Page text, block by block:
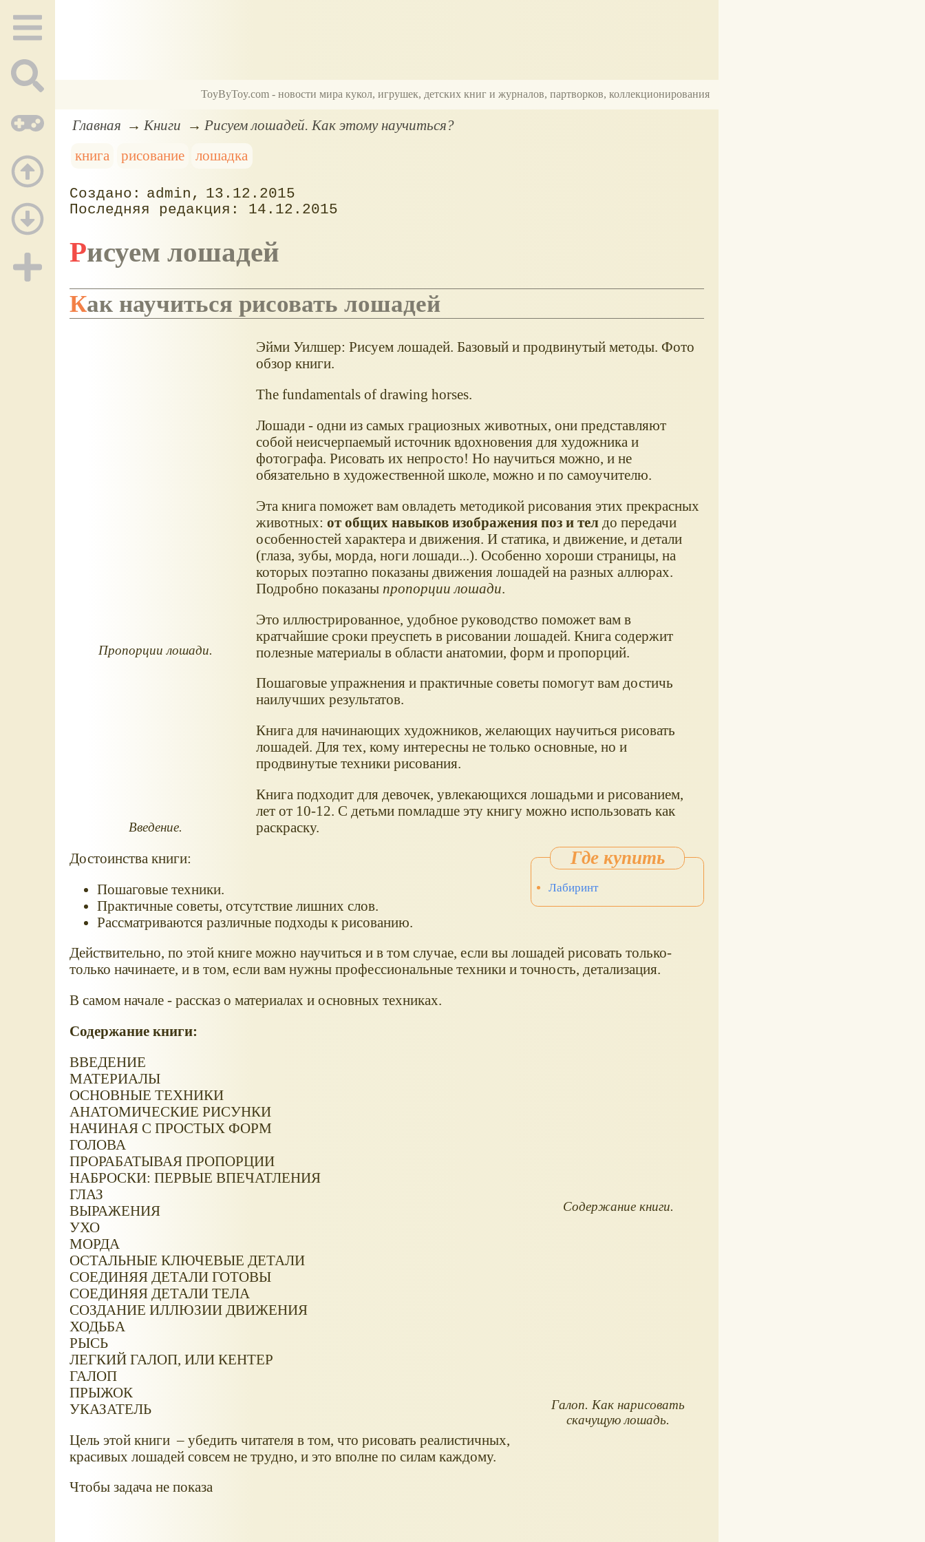
ToyByToy.com - новости мира кукол, игрушек, детских книг и журналов, партворков, коллекционирования
Главная Книги
Рисуем лошадей. Как этому научиться?
книга
рисование лошадка
admin
13.12.2015
14.12.2015
Рисуем лошадей
Как научиться рисовать лошадей
Эйми Уилшер: Рисуем лошадей. Базовый и продвинутый методы. Фото
обзор книги.
The fundamentals of drawing horses.
Лошади - одни из самых грациозных животных, они представляют
собой неисчерпаемый источник вдохновения для художника и
фотографа. Рисовать их непросто! Но научиться можно, и не
обязательно в художественной школе, можно и по самоучителю.
Пропорции лошади.
Эта книга поможет вам овладеть методикой рисования этих прекрасных
животных: от общих навыков изображения поз и телдо передачи
особенностей характера и движения. И статика, и движение, и детали
(глаза, зубы, морда, ноги лошади...). Особенно хороши страницы, на
которых поэтапно показаны движения лошадей на разных аллюрах.
Подробно показаны пропорции лошади.
Это иллюстрированное, удобное руководство поможет вам в
кратчайшие сроки преуспеть в рисовании лошадей. Книга содержит
полезные материалы в области анатомии, форм и пропорций.
Введение.
Пошаговые упражнения и практичные советы помогут вам достичь
наилучших результатов.
Книга для начинающих художников, желающих научиться рисовать
лошадей. Для тех, кому интересны не только основные, но и
продвинутые техники рисования.
Книга подходит для девочек, увлекающихся лошадьми и рисованием,
лет от 10-12. С детьми помладше эту книгу можно использовать как
раскраску.
Лабиринт
Достоинства книги:
Пошаговые техники.
Практичные советы, отсутствие лишних слов.
Рассматриваются различные подходы к рисованию.
Действительно, по этой книге можно научиться и в том случае, если вы лошадей рисовать только-
только начинаете, и в том, если вам нужны профессиональные техники и точность, детализация.
В самом начале - рассказ о материалах и основных техниках.
Содержание книги:
ВВЕДЕНИЕ
Содержание книги.
МАТЕРИАЛЫ
ОСНОВНЫЕ ТЕХНИКИ
АНАТОМИЧЕСКИЕ РИСУНКИ
НАЧИНАЯ С ПРОСТЫХ ФОРМ
ГОЛОВА
ПРОРАБАТЫВАЯ ПРОПОРЦИИ
НАБРОСКИ: ПЕРВЫЕ ВПЕЧАТЛЕНИЯ
ГЛАЗ
ВЫРАЖЕНИЯ
УХО
МОРДА
ОСТАЛЬНЫЕ КЛЮЧЕВЫЕ ДЕТАЛИ
Галоп. Как нарисовать
скачущую лошадь.
СОЕДИНЯЯ ДЕТАЛИ ГОТОВЫ
СОЕДИНЯЯ ДЕТАЛИ ТЕЛА
СОЗДАНИЕ ИЛЛЮЗИИ ДВИЖЕНИЯ
ХОДЬБА
РЫСЬ
ЛЕГКИЙ ГАЛОП, ИЛИ КЕНТЕР
ГАЛОП
ПРЫЖОК
УКАЗАТЕЛЬ
Цель этой книги – убедить читателя в том, что рисовать реалистичных,
красивых лошадей совсем не трудно, и это вполне по силам каждому.
Чтобы задача не показа